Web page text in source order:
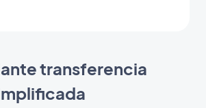
transferencia